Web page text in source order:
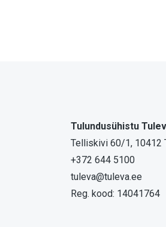
Tulundusühistu
Telliskivi 60/1, 10412
+372 644 5100
tuleva@tuleva.ee
Reg. kood: 14041764